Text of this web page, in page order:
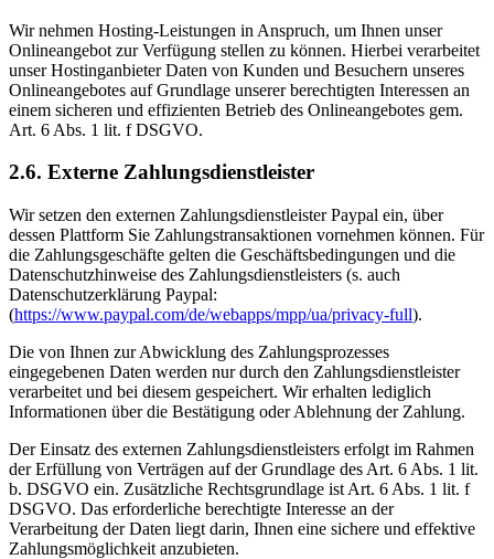
Wir nehmen Hosting-Leistungen in Anspruch, um Ihnen unser
Onlineangebot zur Verfügung stellen zu können. Hierbei verarbeitet
unser Hostinganbieter Daten von Kunden und Besuchern unseres
Onlineangebotes auf Grundlage unserer berechtigten Interessen an
einem sicheren und effizienten Betrieb des Onlineangebotes gem.
Art. 6 Abs. 1 lit. f DSGVO.
2.6. Externe Zahlungsdienstleister
Wir setzen den externen Zahlungsdienstleister Paypal ein, über
dessen Plattform Sie Zahlungstransaktionen vornehmen können. Für
die Zahlungsgeschäfte gelten die Geschäftsbedingungen und die
Datenschutzhinweise des Zahlungsdienstleisters (s. auch
Datenschutzerklärung Paypal:
(https://www.paypal.com/de/webapps/mpp/ua/privacy-full).
Die von Ihnen zur Abwicklung des Zahlungsprozesses
eingegebenen Daten werden nur durch den Zahlungsdienstleister
verarbeitet und bei diesem gespeichert. Wir erhalten lediglich
Informationen über die Bestätigung oder Ablehnung der Zahlung.
Der Einsatz des externen Zahlungsdienstleisters erfolgt im Rahmen
der Erfüllung von Verträgen auf der Grundlage des Art. 6 Abs. 1 lit.
b. DSGVO ein. Zusätzliche Rechtsgrundlage ist Art. 6 Abs. 1 lit. f
DSGVO. Das erforderliche berechtigte Interesse an der
Verarbeitung der Daten liegt darin, Ihnen eine sichere und effektive
Zahlungsmöglichkeit anzubieten.